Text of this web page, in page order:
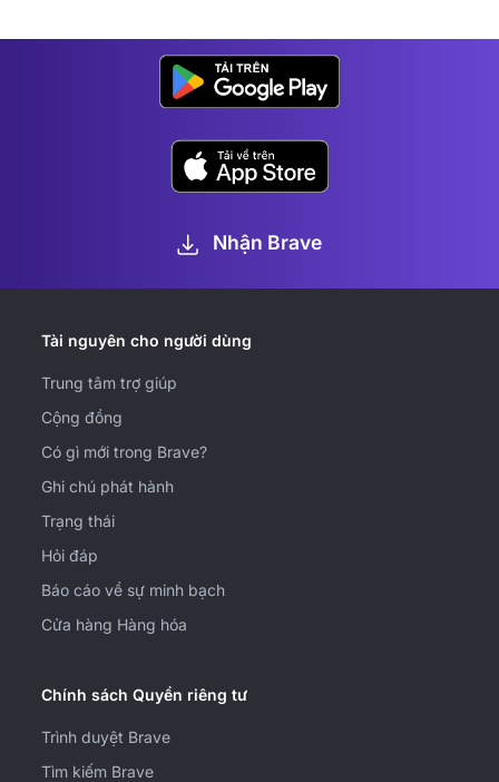
Nhận Brave
Tài nguyên cho người dùng
Trung tâm trợ giúp
Cộng đồng
Có gì mới trong Brave?
Ghi chú phát hành
Trạng thái
Hỏi đáp
Báo cáo về sự minh bạch
Cửa hàng Hàng hóa
Chính sách Quyền riêng tư
Trình duyệt Brave
Tìm kiếm Brave